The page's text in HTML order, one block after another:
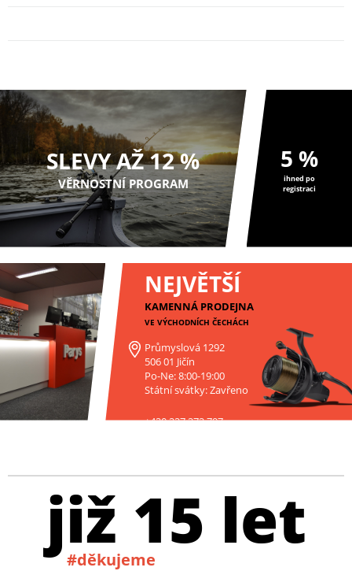
SLEVY AŽ 12 %
VĚRNOSTNÍ PROGRAM
5 %
ihned po
registraci
NEJVĚTŠÍ
KAMENNÁ PRODEJNA
VE VÝCHODNÍCH ČECHÁCH
Průmyslová 1292
506 01 Jičín
Po-Ne: 8:00-19:00
Státní svátky: Zavřeno
+420 227 272 797
již 15 let
#děkujeme